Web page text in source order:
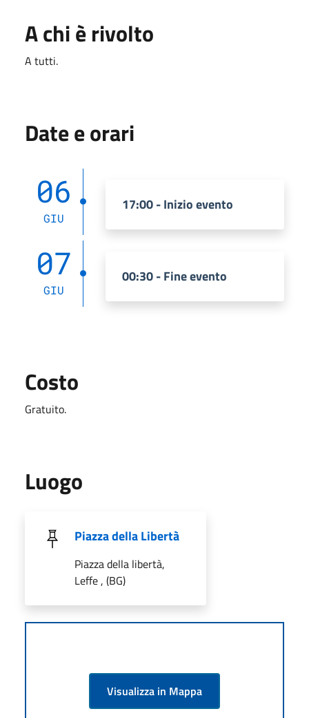
A chi è rivolto
A tutti.
Date e orari
06
GIU
17:00 - Inizio evento
07
GIU
00:30 - Fine evento
Costo
Gratuito.
Luogo
Piazza della Libertà
Piazza della libertà,
Leffe , (BG)
Visualizza in Mappa